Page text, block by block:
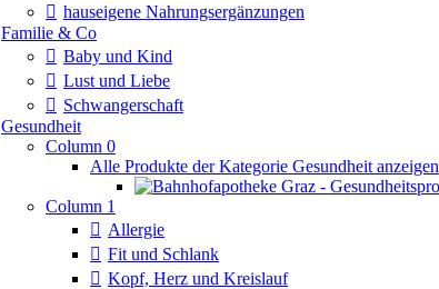
hauseigene Nahrungsergänzungen
Familie & Co
Baby und Kind
Lust und Liebe
Schwangerschaft
Gesundheit
Column 0
Alle Produkte der Kategorie Gesundheit anzeigen
Column 1
Allergie
Fit und Schlank
Kopf, Herz und Kreislauf